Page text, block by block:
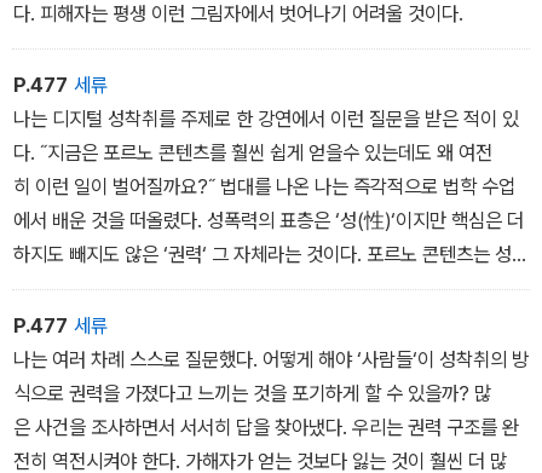
다. 피해자는 평생 이런 그림자에서 벗어나기 어려울 것이다.
P.477 세류
나는 디지털 성착취를 주제로 한 강연에서 이런 질문을 받은 적이 있
다. ˝지금은 포르노 콘텐츠를 훨씬 쉽게 얻을수 있는데도 왜 여전
히 이런 일이 벌어질까요?˝ 법대를 나온 나는 즉각적으로 법학 수업
에서 배운 것을 떠올렸다. 성폭력의 표층은 ‘성(性)‘이지만 핵심은 더
하지도 빼지도 않은 ‘권력‘ 그 자체라는 것이다. 포르노 콘텐츠는 성
적 욕구를 충족시킬 수 있을 뿐 권력은 충분히 다루지 못한다.
P.477 세류
나는 여러 차례 스스로 질문했다. 어떻게 해야 ‘사람들‘이 성착취의 방
식으로 권력을 가졌다고 느끼는 것을 포기하게 할 수 있을까? 많
은 사건을 조사하면서 서서히 답을 찾아냈다. 우리는 권력 구조를 완
전히 역전시켜야 한다. 가해자가 얻는 것보다 잃는 것이 훨씬 더 많